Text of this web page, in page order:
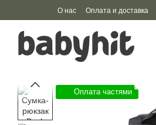
Перейти к основному контенту
О нас Оплата и доставка
Оплата частями